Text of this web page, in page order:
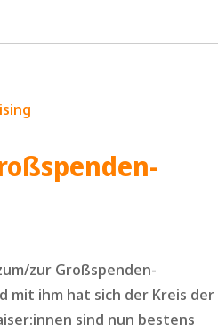
zur Großspenden-
mit ihm hat sich der Kreis der
sind nun bestens